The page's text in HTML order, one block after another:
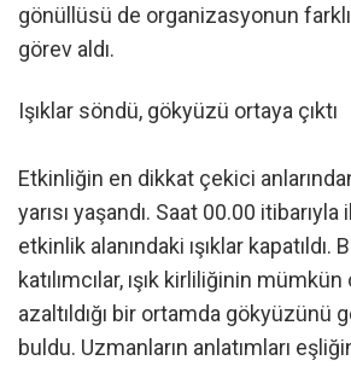
gönüllüsü de organizasyonun
görev aldı.
Işıklar söndü, gökyüzü ortaya çıktı
Etkinliğin en dikkat çekici
yarısı yaşandı. Saat 00.00
etkinlik alanındaki ışıklar kapatıldı.
katılımcılar, ışık kirliliğinin
azaltıldığı bir ortamda gökyüzünü
buldu. Uzmanların anlatımları